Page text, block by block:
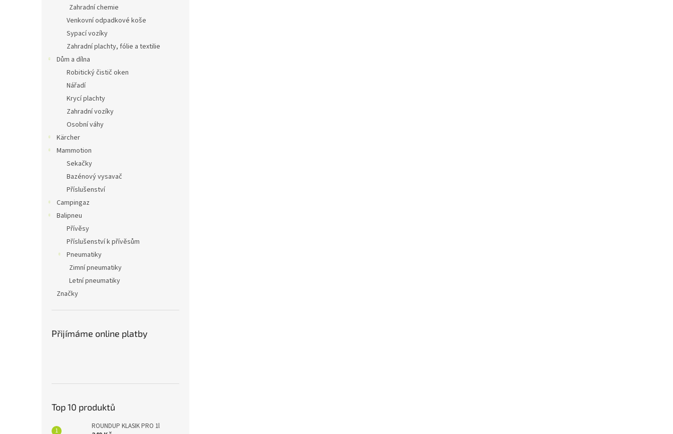
Zahradní chemie
Venkovní odpadkové koše
Sypací vozíky
Zahradní plachty, fólie a textilie
Dům a dílna
Robitický čistič oken
Nářadí
Krycí plachty
Zahradní vozíky
Osobní váhy
Kärcher
Mammotion
Sekačky
Bazénový vysavač
Příslušenství
Campingaz
Balipneu
Přívěsy
Příslušenství k přívěsům
Pneumatiky
Zimní pneumatiky
Letní pneumatiky
Značky
Přijímáme online platby
Top 10 produktů
ROUNDUP KLASIK PRO 1l